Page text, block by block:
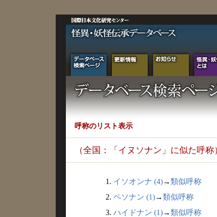
呼称のリスト表示
（全国：「イヌソナン」に似た呼称
1. イソオンナ (4)→類似呼称
2. ペソナン (1)→類似呼称
3. ハイドナン (1)→類似呼称